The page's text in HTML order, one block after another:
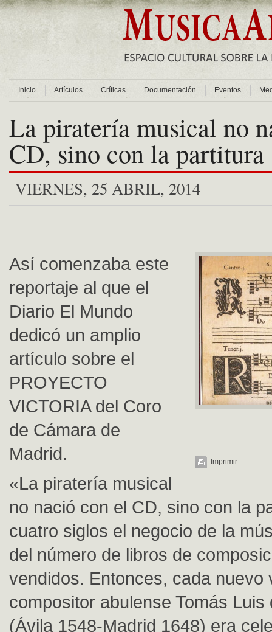
Inicio Artículos Críticas Documentación Eventos
La piratería musical no
CD, sino con la partitura
VIERNES, 25 ABRIL, 2014
Imprimir
Así comenzaba este
reportaje al que el
Diario El Mundo
dedicó un amplio
artículo sobre el
PROYECTO
VICTORIA del Coro
de Cámara de
Madrid.
«La piratería musical
no nació con el CD, sino con la
cuatro siglos el negocio de la
del número de libros de
vendidos. Entonces, cada nuevo
compositor abulense Tomás Luis
(Ávila 1548-Madrid 1648) era